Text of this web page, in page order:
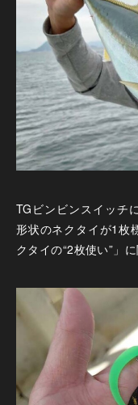
TGビンビンスイッチ
形状のネクタイが1枚
クタイの“2枚使い”」